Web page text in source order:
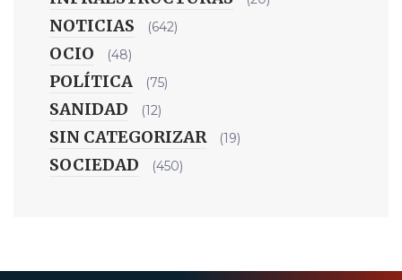
NOTICIAS (642)
OCIO (48)
POLÍTICA (75)
SANIDAD (12)
SIN CATEGORIZAR (19)
SOCIEDAD (450)